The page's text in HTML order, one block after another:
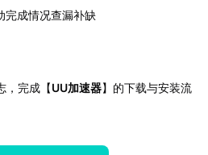
完成情况查漏补缺
，完成【UU加速器】的下载与安装流